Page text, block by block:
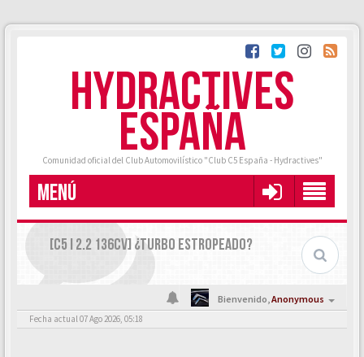
HYDRACTIVES
ESPAÑA
Comunidad oficial del Club Automovilístico "Club C5 España - Hydractives"
MENÚ
[C5 I 2.2 136CV] ¿TURBO ESTROPEADO?
Bienvenido,Anonymous
Fecha actual 07 Ago 2026, 05:18